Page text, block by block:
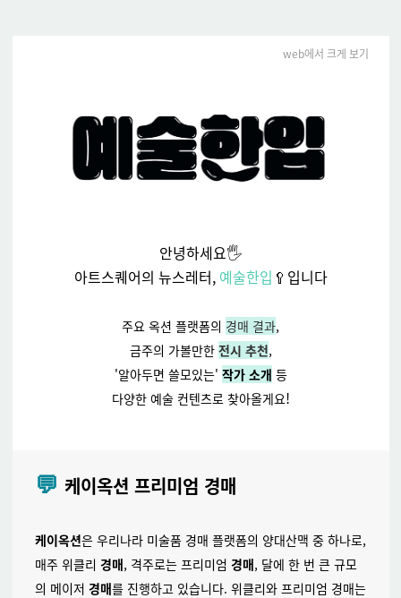
web에서 크게 보기
안녕하세요🖐️
아트스퀘어의 뉴스레터, 예술한입 🥄입니다
주요 옥션 플랫폼의 경매 결과,
금주의 가볼만한 전시 추천,
'알아두면 쓸모있는' 작가 소개 등
다양한 예술 컨텐츠로 찾아올게요!
💬 케이옥션 프리미엄 경매
케이옥션은 우리나라 미술품 경매 플랫폼의 양대산맥 중 하나로,
매주 위클리 경매, 격주로는 프리미엄 경매, 달에 한 번 큰 규모
의 메이저 경매를진행하고 있습니다. 위클리와 프리미엄 경매는